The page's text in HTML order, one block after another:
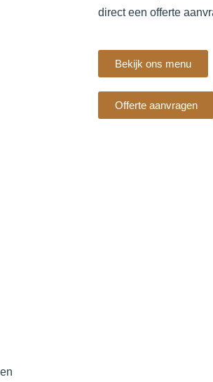
direct een offerte
Bekijk ons menu
Offerte aanvragen